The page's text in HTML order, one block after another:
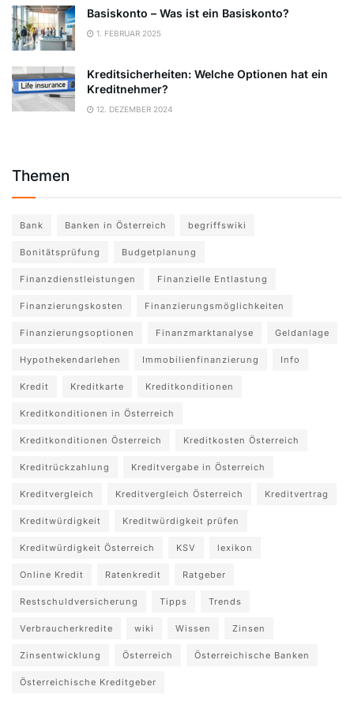
Basiskonto – Was ist ein Basiskonto?
1. FEBRUAR 2025
Kreditsicherheiten: Welche Optionen hat ein
Kreditnehmer?
12. DEZEMBER 2024
Themen
Bank Banken in Österreich begriffswiki
Bonitätsprüfung Budgetplanung
Finanzdienstleistungen Finanzielle Entlastung
Finanzierungskosten Finanzierungsmöglichkeiten
Finanzierungsoptionen Finanzmarktanalyse Geldanlage
Hypothekendarlehen Immobilienfinanzierung Info
Kredit Kreditkarte Kreditkonditionen
Kreditkonditionen in Österreich
Kreditkonditionen Österreich Kreditkosten Österreich
Kreditrückzahlung Kreditvergabe in Österreich
Kreditvergleich Kreditvergleich Österreich Kreditvertrag
Kreditwürdigkeit Kreditwürdigkeit prüfen
Kreditwürdigkeit Österreich KSV lexikon
Online Kredit Ratenkredit Ratgeber
Restschuldversicherung Tipps Trends
Verbraucherkredite wiki Wissen Zinsen
Zinsentwicklung Österreich Österreichische Banken
Österreichische Kreditgeber